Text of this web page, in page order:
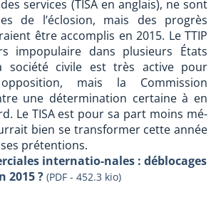
services (TISA en anglais), ne sont
de l’éclosion, mais des progrès
être accomplis en 2015. Le TTIP
impopulaire dans plusieurs États
société civile est très active pour
mais la Commission
une détermination certaine à en
Le TISA est pour sa part moins mé-
bien se transformer cette année
prétentions.
internatio-nales : déblocages
2015 ? (PDF - 452.3 kio)